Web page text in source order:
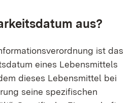
aus?
ist das
eines Lebensmittels
dieses Lebensmittel bei
seine spezifischen